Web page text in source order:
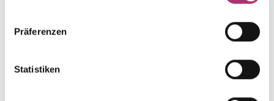
Präferenzen
Statistiken